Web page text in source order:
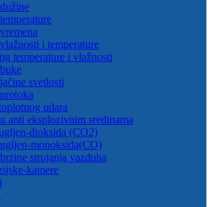
i temperature
temperature i vlažnosti
svetlosti
udara
anti eksplozivnim sredinama
dioksida (CO2)
monoksida(CO)
strujanja vazduha
kamere